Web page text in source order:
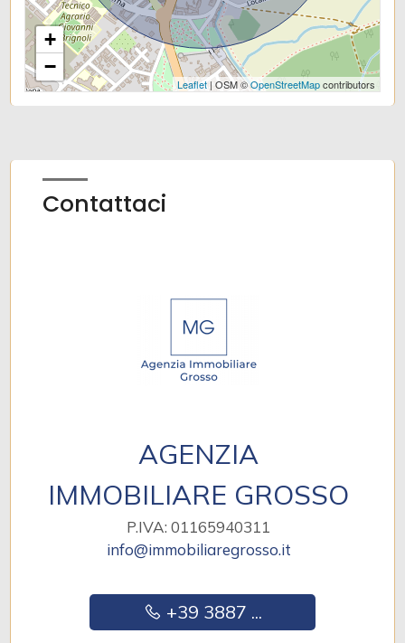
+
−
Leaflet| OSM ©OpenStreetMapcontributors
Contattaci
AGENZIA
IMMOBILIARE GROSSO
P.IVA: 01165940311
info@immobiliaregrosso.it
+39 3887 ...